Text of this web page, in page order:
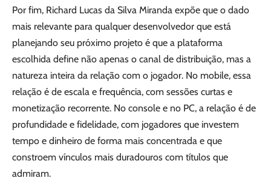
Por fim, Richard Lucas da Silva Miranda expõe que o dado
mais relevante para qualquer desenvolvedor que está
planejando seu próximo projeto é que a plataforma
escolhida define não apenas o canal de distribuição, mas a
natureza inteira da relação com o jogador. No mobile, essa
relação é de escala e frequência, com sessões curtas e
monetização recorrente. No console e no PC, a relação é de
profundidade e fidelidade, com jogadores que investem
tempo e dinheiro de forma mais concentrada e que
constroem vínculos mais duradouros com títulos que
admiram.